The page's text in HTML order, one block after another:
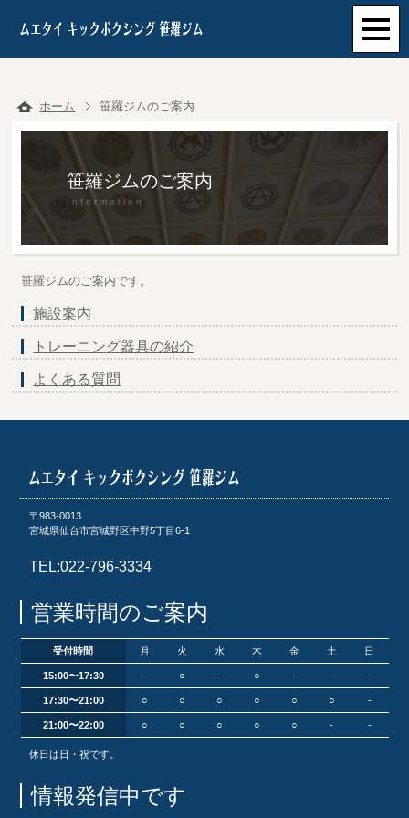
ホーム 笹羅ジムのご案内
笹羅ジムのご案内
Information
笹羅ジムのご案内です。
施設案内
トレーニング器具の紹介
よくある質問
〒983-0013
宮城県仙台市宮城野区中野5丁目6-1
TEL:022-796-3334
営業時間のご案内
受付時間 月 火 水 木 金 土 日
15:00〜17:30 - ○ - ○ - - -
17:30〜21:00 ○ ○ ○ ○ ○ ○ -
21:00〜22:00 ○ ○ ○ ○ ○ - -
休日は日・祝です。
情報発信中です